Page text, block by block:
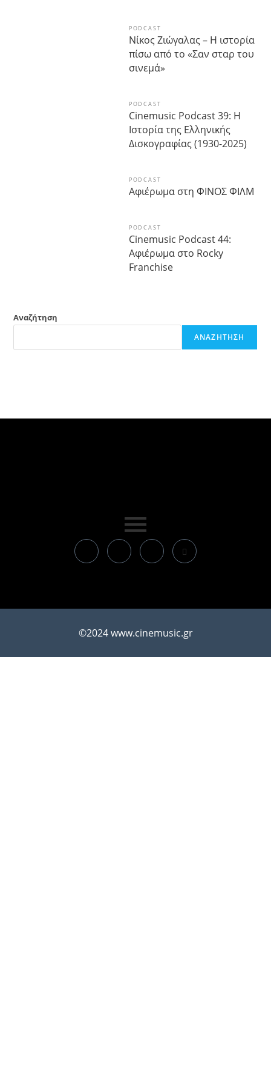
PODCAST
Νίκος Ζιώγαλας – Η ιστορία
πίσω από το «Σαν σταρ του
σινεμά»
PODCAST
Cinemusic Podcast 39: Η
Ιστορία της Ελληνικής
Δισκογραφίας (1930-2025)
PODCAST
Αφιέρωμα στη ΦΙΝΟΣ ΦΙΛΜ
PODCAST
Cinemusic Podcast 44:
Αφιέρωμα στο Rocky
Franchise
Αναζήτηση
ΑΝΑΖΉΤΗΣΗ
©2024 www.cinemusic.gr